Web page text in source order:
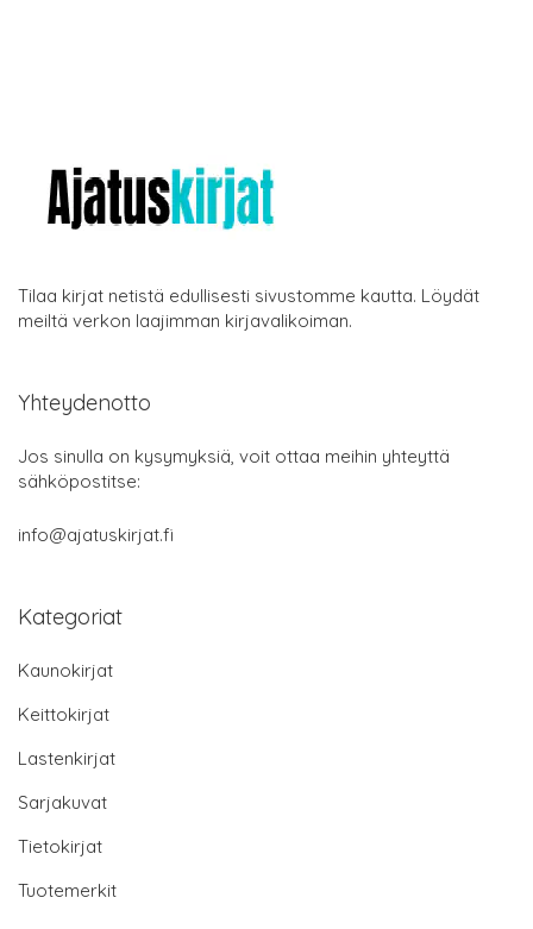
Tilaa kirjat netistä edullisesti sivustomme kautta. Löydät
meiltä verkon laajimman kirjavalikoiman.
Yhteydenotto
Jos sinulla on kysymyksiä, voit ottaa meihin yhteyttä
sähköpostitse:
info@ajatuskirjat.fi
Kategoriat
Kaunokirjat
Keittokirjat
Lastenkirjat
Sarjakuvat
Tietokirjat
Tuotemerkit